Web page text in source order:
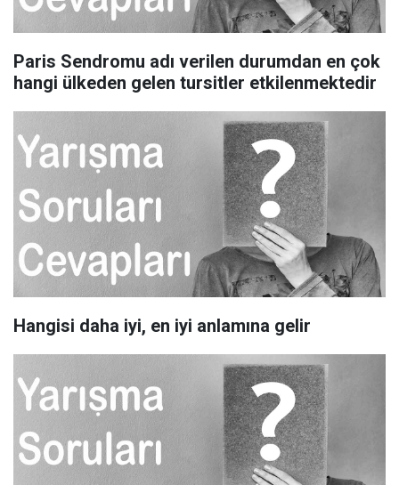
Paris Sendromu adı verilen durumdan en çok
hangi ülkeden gelen tursitler etkilenmektedir
Hangisi daha iyi, en iyi anlamına gelir